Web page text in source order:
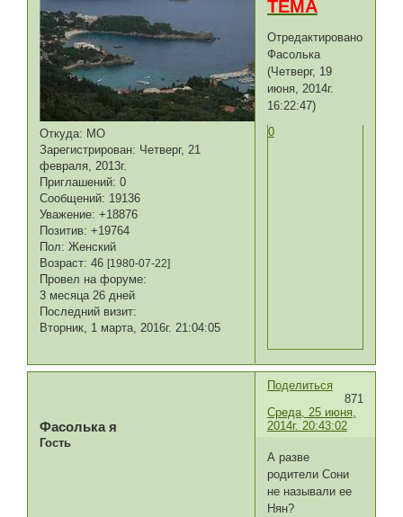
Откуда: МО
Зарегистрирован: Четверг, 21
февраля, 2013г.
Приглашений: 0
Сообщений: 19136
Уважение: +18876
Позитив: +19764
Пол: Женский
Возраст: 46[1980-07-22]
Провел на форуме:
3 месяца 26 дней
Последний визит:
Вторник, 1 марта, 2016г. 21:04:05
ТЕМА
Отредактировано
Фасолька
(Четверг, 19
июня, 2014г.
16:22:47)
0
Поделиться
871
Среда, 25 июня,
2014г. 20:43:02
Фасолька я
Гость
А разве
родители Сони
не называли ее
Нян?